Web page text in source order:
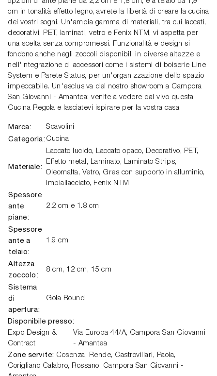
cm in tonalità effetto legno, avrete la libertà di creare la cucina
dei vostri sogni. Un'ampia gamma di materiali, tra cui laccati,
decorativi, PET, laminati, vetro e Fenix NTM, vi aspetta per
una scelta senza compromessi. Funzionalità e design si
fondono anche negli zoccoli disponibili in diverse altezze e
nell'integrazione di accessori come i sistemi di boiserie Line
System e Parete Status, per un'organizzazione dello spazio
impeccabile. Un'esclusiva del nostro showroom a Campora
San Giovanni - Amantea: venite a vedere dal vivo questa
Cucina Regola e lasciatevi ispirare per la vostra casa.
Marca: Scavolini
Categoria: Cucina
Materiale:
Laccato lucido, Laccato opaco, Decorativo, PET,
Effetto metal, Laminato, Laminato Strips,
Oleomalta, Vetro, Gres con supporto in alluminio,
Impiallacciato, Fenix NTM
Spessore
ante
piane:
2.2 cm e 1.8 cm
Spessore
ante a
telaio:
1.9 cm
Altezza
zoccolo:
8 cm, 12 cm, 15 cm
Sistema
di
apertura:
Gola Round
Disponibile presso:
Expo Design &
Contract
Via Europa 44/A, Campora San Giovanni
- Amantea
Zone servite: Cosenza, Rende, Castrovillari, Paola,
Corigliano Calabro, Rossano, Campora San Giovanni -